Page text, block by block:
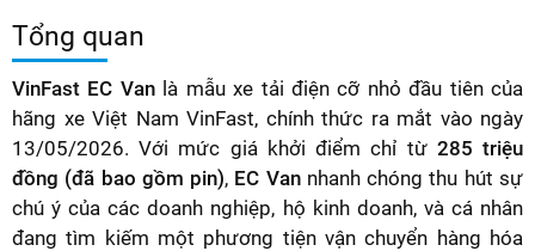
Tổng quan
VinFast EC Vanlà mẫu xe tải điện cỡ nhỏ đầu tiên của
hãng xe Việt Nam VinFast, chính thức ra mắt vào ngày
13/05/2026. Với mức giá khởi điểm chỉ từ 285 triệu
đồng (đã bao gồm pin), EC Vannhanh chóng thu hút sự
chú ý của các doanh nghiệp, hộ kinh doanh, và cá nhân
đang tìm kiếm một phương tiện vận chuyển hàng hóa